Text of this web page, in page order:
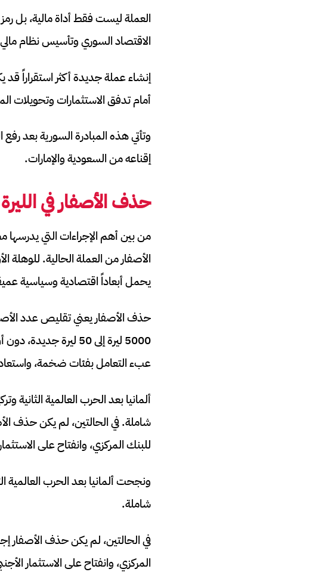
العملة ليست فقط أداة مالية، بل
الاقتصاد السوري وتأسيس نظام
إنشاء عملة جديدة أكثر استقراراً قد
أمام تدفق الاستثمارات وتحويلات
وتأتي هذه المبادرة السورية بعد
إقناعه من السعودية والإمارات.
حذف الأصفار في
من بين أهم الإجراءات التي
الأصفار من العملة الحالية.
يحمل أبعاداً اقتصادية وسياسية
حذف الأصفار يعني تقليص عدد
5000 ليرة إلى 50
عبء التعامل بفئات ضخمة،
ألمانيا بعد الحرب العالمية
شاملة. في الحالتين، لم يكن حذف
للبنك المركزي، وانفتاح على
ونجحت ألمانيا بعد الحرب العالمية
شاملة.
في الحالتين، لم يكن حذف الأصفار
المركزي، وانفتاح على الاستثمار